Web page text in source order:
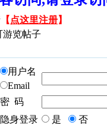
【 点这里注册】
游览帖子
用户名
Email
密 码
隐身登录
是 否